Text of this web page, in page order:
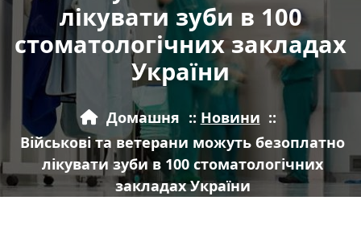
лікувати зуби в 100
стоматологічних закладах
України
Домашня :: Новини ::
Військові та ветерани можуть безоплатно
лікувати зуби в 100 стоматологічних
закладах України